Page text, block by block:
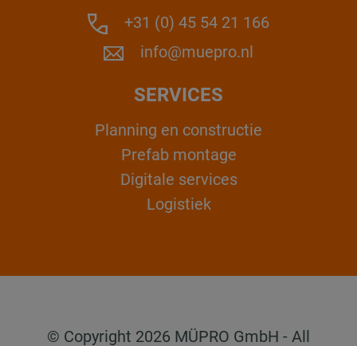
+31 (0) 45 54 21 166
info@muepro.nl
SERVICES
Planning en constructie
Prefab montage
Digitale services
Logistiek
© Copyright 2026 MÜPRO GmbH - All